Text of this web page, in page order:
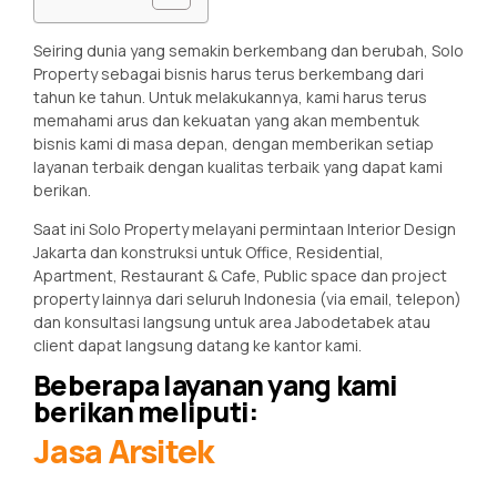
Seiring dunia yang semakin berkembang dan berubah, Solo
Property sebagai bisnis harus terus berkembang dari
tahun ke tahun. Untuk melakukannya, kami harus terus
memahami arus dan kekuatan yang akan membentuk
bisnis kami di masa depan, dengan memberikan setiap
layanan terbaik dengan kualitas terbaik yang dapat kami
berikan.
Saat ini Solo Property melayani permintaan Interior Design
Jakarta dan konstruksi untuk Office, Residential,
Apartment, Restaurant & Cafe, Public space dan project
property lainnya dari seluruh Indonesia (via email, telepon)
dan konsultasi langsung untuk area Jabodetabek atau
client dapat langsung datang ke kantor kami.
Beberapa layanan yang kami
berikan meliputi:
Jasa Arsitek